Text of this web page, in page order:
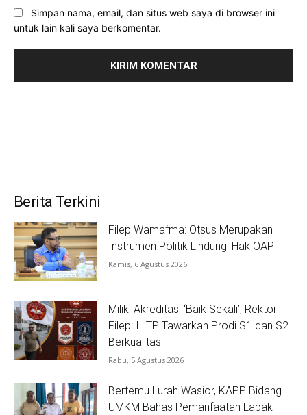
Simpan nama, email, dan situs web saya di browser ini
untuk lain kali saya berkomentar.
Berita Terkini
Filep Wamafma: Otsus Merupakan
Instrumen Politik Lindungi Hak OAP
Kamis, 6 Agustus 2026
Miliki Akreditasi ‘Baik Sekali’, Rektor
Filep: IHTP Tawarkan Prodi S1 dan S2
Berkualitas
Rabu, 5 Agustus 2026
Bertemu Lurah Wasior, KAPP Bidang
UMKM Bahas Pemanfaatan Lapak